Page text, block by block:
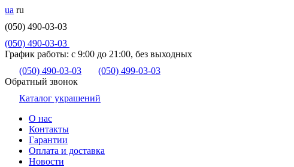
ua ru
(050) 490-03-03
(050) 490-03-03
График работы: с 9:00 до 21:00, без выходных
(050) 490-03-03
(050) 499-03-03
Обратный звонок
Каталог украшений
О нас
Контакты
Гарантии
Оплата и доставка
Новости